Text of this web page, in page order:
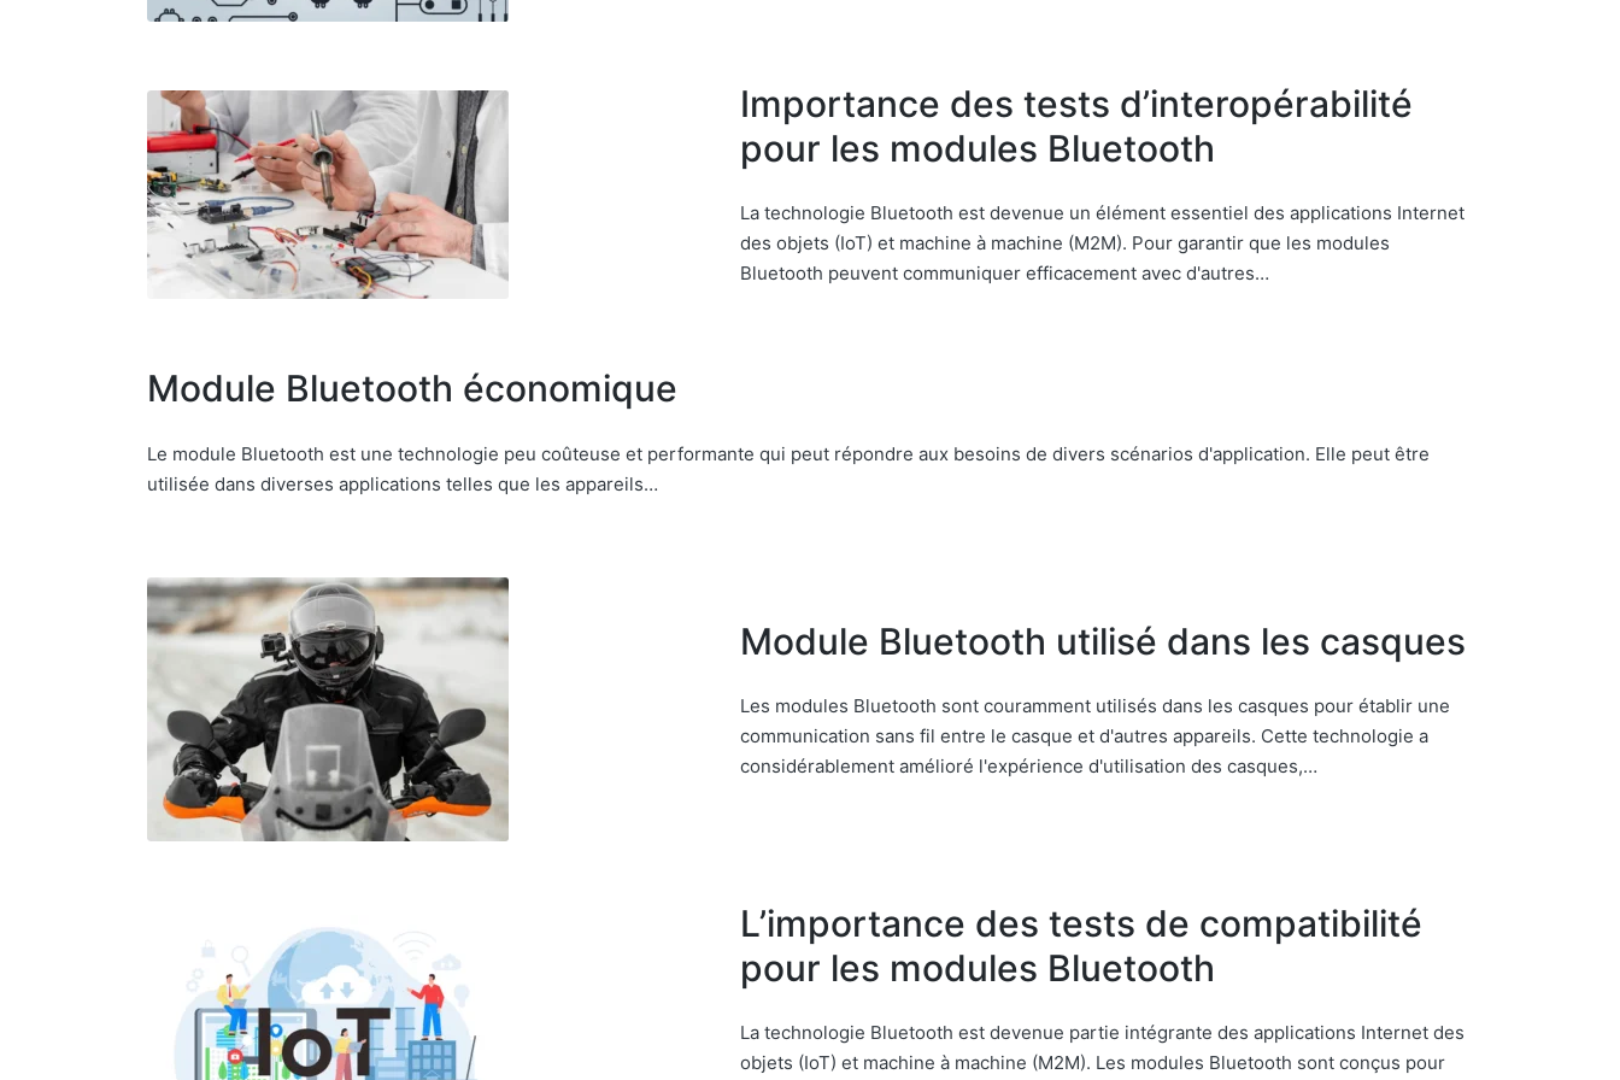
Importance des tests d’interopérabilité
pour les modules Bluetooth
La technologie Bluetooth est devenue un élément essentiel des applications Internet
des objets (IoT) et machine à machine (M2M). Pour garantir que les modules
Bluetooth peuvent communiquer efficacement avec d'autres…
Module Bluetooth économique
Le module Bluetooth est une technologie peu coûteuse et performante qui peut répondre aux besoins de divers scénarios d'application. Elle peut être
utilisée dans diverses applications telles que les appareils…
Module Bluetooth utilisé dans les casques
Les modules Bluetooth sont couramment utilisés dans les casques pour établir une
communication sans fil entre le casque et d'autres appareils. Cette technologie a
considérablement amélioré l'expérience d'utilisation des casques,…
L’importance des tests de compatibilité
pour les modules Bluetooth
La technologie Bluetooth est devenue partie intégrante des applications Internet des
objets (IoT) et machine à machine (M2M). Les modules Bluetooth sont conçus pour